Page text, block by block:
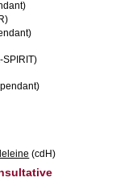
SPIRIT)
(cdH)